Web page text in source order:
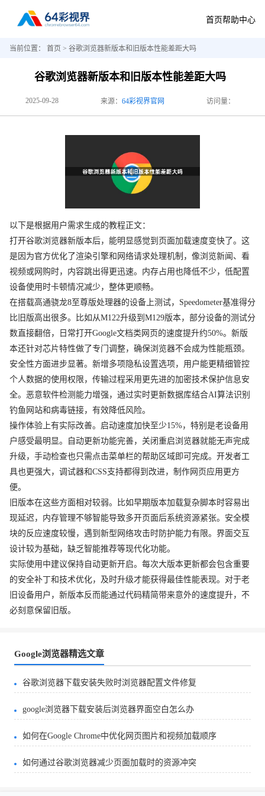
首页帮助中心
当前位置： 首页 > 谷歌浏览器新版本和旧版本性能差距大吗
谷歌浏览器新版本和旧版本性能差距大吗
2025-09-28 来源： 64彩视界官网 访问量：
以下是根据用户需求生成的教程正文：
打开谷歌浏览器新版本后，能明显感觉到页面加载速度变快了。这
是因为官方优化了渲染引擎和网络请求处理机制，像浏览新闻、看
视频或网购时，内容跳出得更迅速。内存占用也降低不少，低配置
设备使用时卡顿情况减少，整体更顺畅。
在搭载高通骁龙8至尊版处理器的设备上测试，Speedometer基准得分
比旧版高出很多。比如从M122升级到M129版本，部分设备的测试分
数直接翻倍，日常打开Google文档类网页的速度提升约50%。新版
本还针对芯片特性做了专门调整，确保浏览器不会成为性能瓶颈。
安全性方面进步显著。新增多项隐私设置选项，用户能更精细管控
个人数据的使用权限，传输过程采用更先进的加密技术保护信息安
全。恶意软件检测能力增强，通过实时更新数据库结合AI算法识别
钓鱼网站和病毒链接，有效降低风险。
操作体验上有实际改善。启动速度加快至少15%，特别是老设备用
户感受最明显。自动更新功能完善，关闭重启浏览器就能无声完成
升级，手动检查也只需点击菜单栏的帮助区域即可完成。开发者工
具也更强大，调试器和CSS支持都得到改进，制作网页应用更方
便。
旧版本在这些方面相对较弱。比如早期版本加载复杂脚本时容易出
现延迟，内存管理不够智能导致多开页面后系统资源紧张。安全模
块的反应速度较慢，遇到新型网络攻击时防护能力有限。界面交互
设计较为基础，缺乏智能推荐等现代化功能。
实际使用中建议保持自动更新开启。每次大版本更新都会包含重要
的安全补丁和技术优化，及时升级才能获得最佳性能表现。对于老
旧设备用户，新版本反而能通过代码精简带来意外的速度提升，不
必刻意保留旧版。
Google浏览器精选文章
谷歌浏览器下载安装失败时浏览器配置文件修复
google浏览器下载安装后浏览器界面空白怎么办
如何在Google Chrome中优化网页图片和视频加载顺序
如何通过谷歌浏览器减少页面加载时的资源冲突